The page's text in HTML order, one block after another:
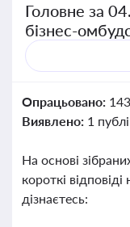
Головне за
бізнес-
Опрацьовано:
Виявлено: 1
На основі
короткі
дізнаєтесь: